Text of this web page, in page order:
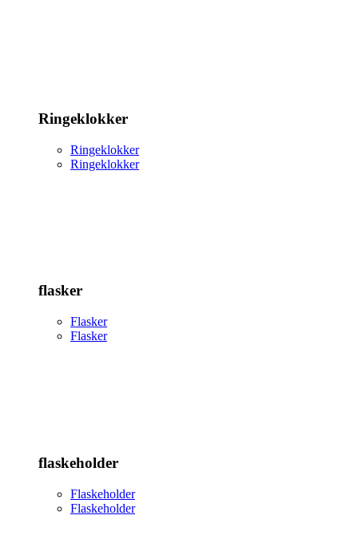
Ringeklokker
Ringeklokker
Ringeklokker
flasker
Flasker
Flasker
flaskeholder
Flaskeholder
Flaskeholder